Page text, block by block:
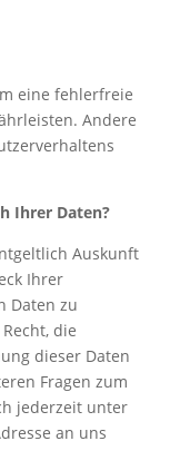
eine fehlerfreie
Andere
Ihrer Daten?
Auskunft
Ihrer
Daten zu
die
dieser Daten
Fragen zum
jederzeit unter
an uns